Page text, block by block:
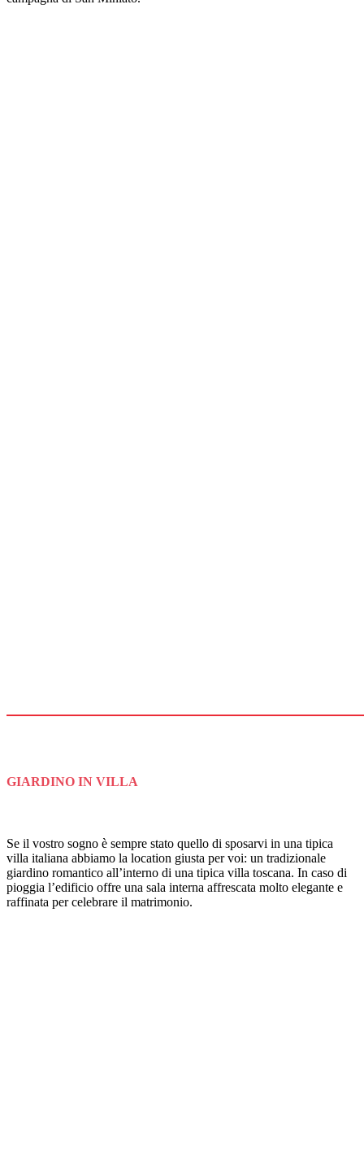
GIARDINO IN VILLA
Se il vostro sogno è sempre stato quello di sposarvi in una tipica
villa italiana abbiamo la location giusta per voi: un tradizionale
giardino romantico all’interno di una tipica villa toscana. In caso di
pioggia l’edificio offre una sala interna affrescata molto elegante e
raffinata per celebrare il matrimonio.